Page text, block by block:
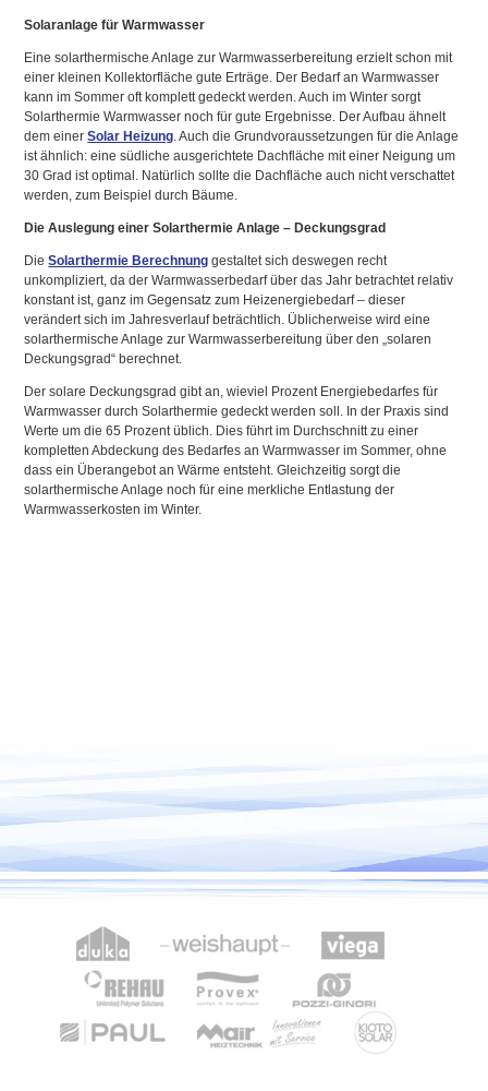
Solaranlage für Warmwasser
Eine solarthermische Anlage zur Warmwasserbereitung erzielt schon mit
einer kleinen Kollektorfläche gute Erträge. Der Bedarf an Warmwasser
kann im Sommer oft komplett gedeckt werden. Auch im Winter sorgt
Solarthermie Warmwasser noch für gute Ergebnisse. Der Aufbau ähnelt
dem einerSolar Heizung. Auch die Grundvoraussetzungen für die Anlage
ist ähnlich: eine südliche ausgerichtete Dachfläche mit einer Neigung um
30 Grad ist optimal. Natürlich sollte die Dachfläche auch nicht verschattet
werden, zum Beispiel durch Bäume.
Die Auslegung einer Solarthermie Anlage – Deckungsgrad
DieSolarthermie Berechnung gestaltet sich deswegen recht
unkompliziert, da der Warmwasserbedarf über das Jahr betrachtet relativ
konstant ist, ganz im Gegensatz zum Heizenergiebedarf – dieser
verändert sich im Jahresverlauf beträchtlich. Üblicherweise wird eine
solarthermische Anlage zur Warmwasserbereitung über den „solaren
Deckungsgrad“ berechnet.
Der solare Deckungsgrad gibt an, wieviel Prozent Energiebedarfes für
Warmwasser durch Solarthermie gedeckt werden soll. In der Praxis sind
Werte um die 65 Prozent üblich. Dies führt im Durchschnitt zu einer
kompletten Abdeckung des Bedarfes an Warmwasser im Sommer, ohne
dass ein Überangebot an Wärme entsteht. Gleichzeitig sorgt die
solarthermische Anlage noch für eine merkliche Entlastung der
Warmwasserkosten im Winter.